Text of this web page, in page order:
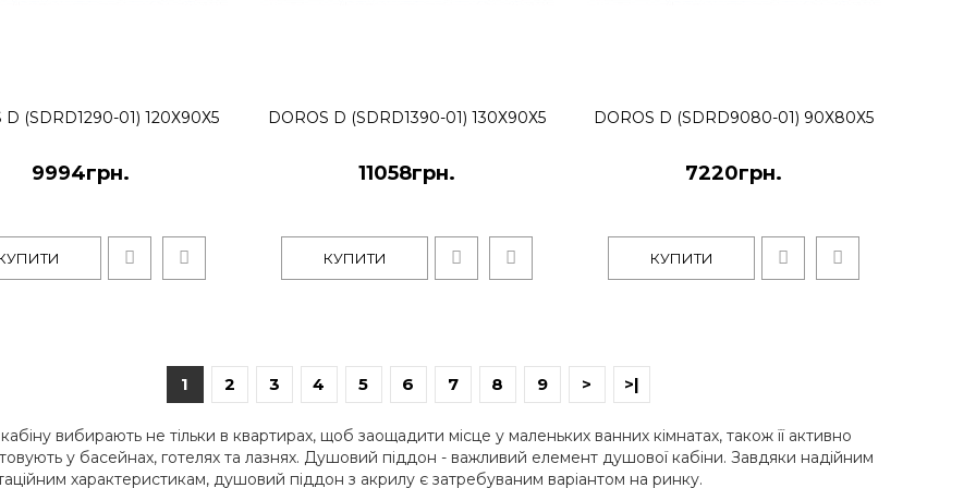
7220грн.
8094грн.
D (SDRD1290-01) 120Х90Х5
9994грн.
DOROS D (SDRD1390-01) 130Х90Х5
11058грн.
КУПИТИ
DOROS D (SDRD9080-01) 90Х80Х5
7220грн.
КУПИТИ
1 2 3 4 5 6 7 8 9 > >|
вибирають не тільки в квартирах, щоб заощадити місце у маленьких ванних кімнатах, також її активно
у басейнах, готелях та лазнях. Душовий піддон - важливий елемент душової кабіни. Завдяки надійним
характеристикам, душовий піддон з акрилу є затребуваним варіантом на ринку.